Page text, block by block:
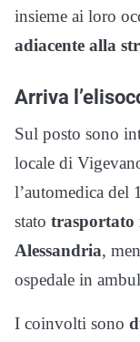
insieme ai loro
adiacente alla
Arriva
Sul posto sono
locale di
l’automedica del
stato trasportato
Alessandria,
ospedale in
I coinvolti sono